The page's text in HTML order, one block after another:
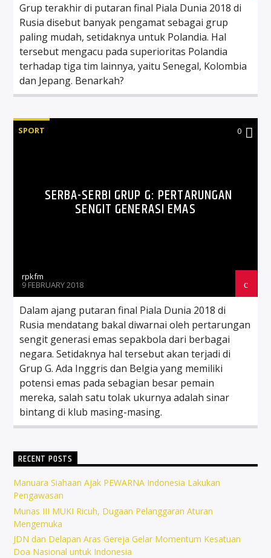
Grup terakhir di putaran final Piala Dunia 2018 di
Rusia disebut banyak pengamat sebagai grup
paling mudah, setidaknya untuk Polandia. Hal
tersebut mengacu pada superioritas Polandia
terhadap tiga tim lainnya, yaitu Senegal, Kolombia
dan Jepang. Benarkah?
SPORT 0
SERBA-SERBI GRUP G: PERTARUNGAN
SENGIT GENERASI EMAS
rpkfm
9 FEBRUARY 2018
Dalam ajang putaran final Piala Dunia 2018 di
Rusia mendatang bakal diwarnai oleh pertarungan
sengit generasi emas sepakbola dari berbagai
negara. Setidaknya hal tersebut akan terjadi di
Grup G. Ada Inggris dan Belgia yang memiliki
potensi emas pada sebagian besar pemain
mereka, salah satu tolak ukurnya adalah sinar
bintang di klub masing-masing.
RECENT POSTS
Manuara Siahaan Ajak PEWARNA Indonesia Lakukan
Pengawasan
Munas III MUKI Ricuh, Dugaan Pelanggaran Aturan
Mengemuka
JDN dan Delapan Aras Gereja Gelar Momentum Kesatuan
Doa Nasional untuk Indonesia